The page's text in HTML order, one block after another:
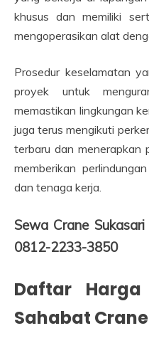
khusus dan memiliki
mengoperasikan alat
Prosedur keselamatan
proyek untuk
memastikan lingkungan
juga terus mengikuti
terbaru dan menerapkan
memberikan
dan tenaga kerja.
Sewa Crane
0812-2233-3850
Daftar
Sahabat Crane